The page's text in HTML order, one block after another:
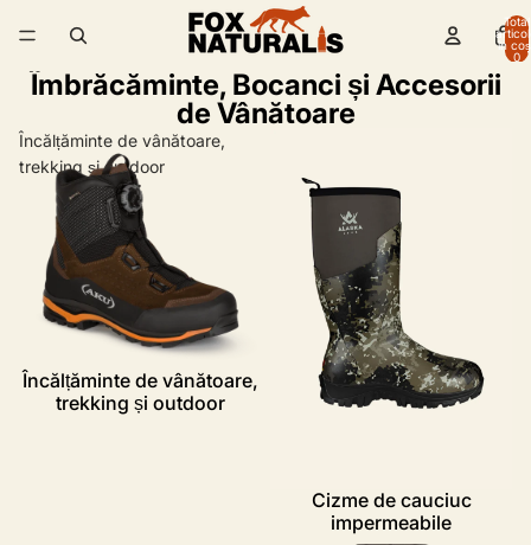
Total
în
0
Îmbrăcăminte, Bocanci și Accesorii
de Vânătoare
Încălțăminte de vânătoare,
trekking și outdoor
Încălțăminte de vânătoare,
trekking și outdoor
Cizme de cauciuc
impermeabile